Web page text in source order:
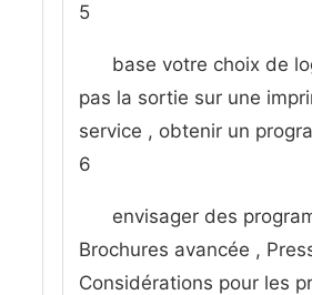
5
base votre choix de
pas la sortie sur une
service , obtenir un
6
envisager des
Brochures avancée ,
Considérations pour les